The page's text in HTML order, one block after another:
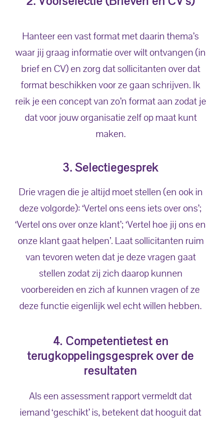
Hanteer een vast format met daarin thema’s
waar jij graag informatie over wilt ontvangen (in
brief en CV) en zorg dat sollicitanten over dat
format beschikken voor ze gaan schrijven. Ik
reik je een concept van zo’n format aan zodat je
dat voor jouw organisatie zelf op maat kunt
maken.
3. Selectiegesprek
Drie vragen die je altijd moet stellen (en ook in
deze volgorde): ‘Vertel ons eens iets over ons’;
‘Vertel ons over onze klant’; ‘Vertel hoe jij ons en
onze klant gaat helpen’. Laat sollicitanten ruim
van tevoren weten dat je deze vragen gaat
stellen zodat zij zich daarop kunnen
voorbereiden en zich af kunnen vragen of ze
deze functie eigenlijk wel echt willen hebben.
4. Competentietest en
terugkoppelingsgesprek over de
resultaten
Als een assessment rapport vermeldt dat
iemand ‘geschikt’ is, betekent dat hooguit dat